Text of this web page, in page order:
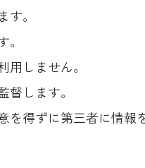
。
しません。
します。
得ずに第三者に情報